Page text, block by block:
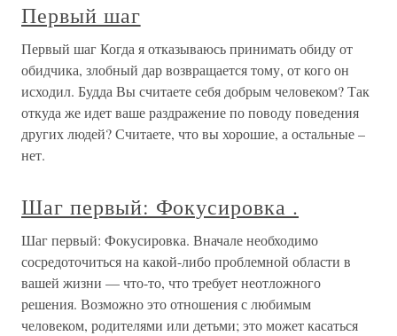
Первый шаг
Первый шаг Когда я отказываюсь принимать обиду от
обидчика, злобный дар возвращается тому, от кого он
исходил. Будда Вы считаете себя добрым человеком? Так
откуда же идет ваше раздражение по поводу поведения
других людей? Считаете, что вы хорошие, а остальные –
нет.
Шаг первый: Фокусировка .
Шаг первый: Фокусировка. Вначале необходимо
сосредоточиться на какой-либо проблемной области в
вашей жизни — что-то, что требует неотложного
решения. Возможно это отношения с любимым
человеком, родителями или детьми; это может касаться